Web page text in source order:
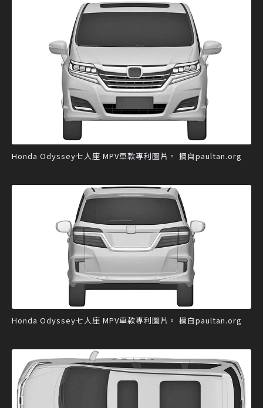
Honda Odyssey七人座 MPV車款專利圖片。 摘自paultan.org
Honda Odyssey七人座 MPV車款專利圖片。 摘自paultan.org